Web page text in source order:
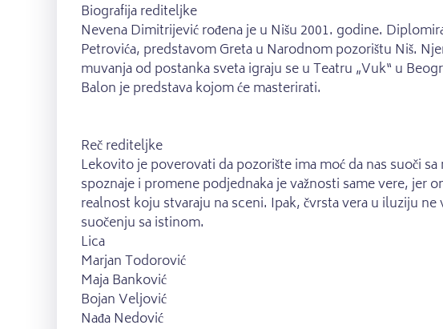
Biografija rediteljke
Nevena Dimitrijević rođena je u Nišu 2001. godine.
Petrovića, predstavom Greta u Narodnom pozorištu Niš.
muvanja od postanka sveta igraju se u Teatru „Vuk“ u
Balon je predstava kojom će masterirati.
Reč rediteljke
Lekovito je poverovati da pozorište ima moć da nas suoči
spoznaje i promene podjednaka je važnosti same vere, jer
realnost koju stvaraju na sceni. Ipak, čvrsta vera u iluziju
suočenju sa istinom.
Lica
Marjan Todorović
Maja Banković
Bojan Veljović
Nađa Nedović